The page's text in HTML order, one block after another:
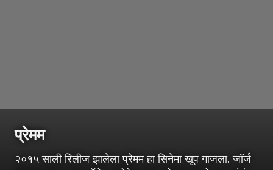
प्रेमम
२०१५ साली रिलीज झालेला प्रेमम हा सिनेमा खूप गाजला. जॉर्ज